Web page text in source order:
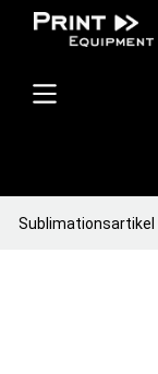
Sublimationsartikel